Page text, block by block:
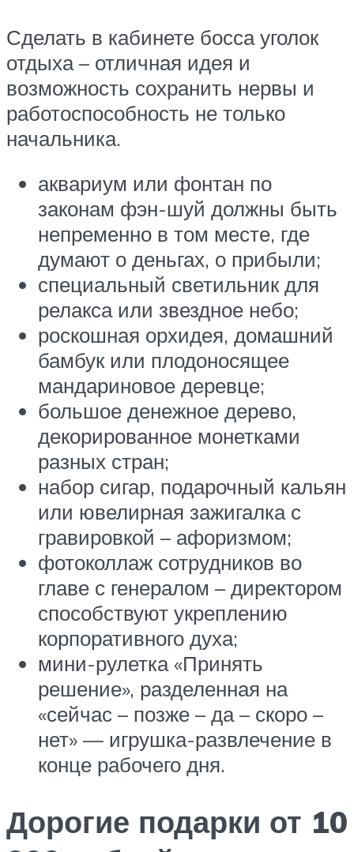
Сделать в кабинете босса уголок
отдыха – отличная идея и
возможность сохранить нервы и
работоспособность не только
начальника.
аквариум или фонтан по
законам фэн-шуй должны быть
непременно в том месте, где
думают о деньгах, о прибыли;
специальный светильник для
релакса или звездное небо;
роскошная орхидея, домашний
бамбук или плодоносящее
мандариновое деревце;
большое денежное дерево,
декорированное монетками
разных стран;
набор сигар, подарочный кальян
или ювелирная зажигалка с
гравировкой – афоризмом;
фотоколлаж сотрудников во
главе с генералом – директором
способствуют укреплению
корпоративного духа;
мини-рулетка «Принять
решение», разделенная на
«сейчас – позже – да – скоро –
нет» — игрушка-развлечение в
конце рабочего дня.
Дорогие подарки от 10